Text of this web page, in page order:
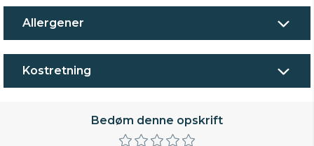
Allergener
Kostretning
Bedøm denne opskrift